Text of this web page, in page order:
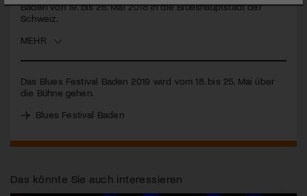
Baden von 19. bis 26. Mai 2018 in die Blueshauptstadt der
Schweiz.
MEHR
Das Blues Festival Baden 2019 wird vom 18. bis 25. Mai über
die Bühne gehen.
Blues Festival Baden
Das könnte Sie auch interessieren